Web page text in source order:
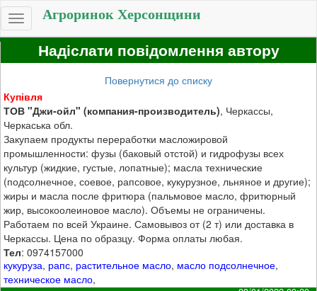
Toggle
navigation
Агроринок Херсонщини
Надіслати повідомлення автору
Повернутися до списку
Купівля
ТОВ "Джи-ойл" (компания-производитель), Черкассы,
Черкаська обл.
Закупаем продукты переработки масложировой
промышленности: фузы (баковый отстой) и гидрофузы всех
культур (жидкие, густые, лопатные); масла технические
(подсолнечное, соевое, рапсовое, кукурузное, льняное и другие);
жиры и масла после фритюра (пальмовое масло, фритюрный
жир, высокоолеиновое масло). Объемы не ограничены.
Работаем по всей Украине. Самовывоз от (2 т) или доставка в
Черкассы. Цена по образцу. Форма оплаты любая.
Тел: 0974157000
кукуруза, рапс, растительное масло, масло подсолнечное,
техническое масло,